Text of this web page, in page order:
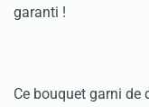
garanti !
Ce bouquet garni de